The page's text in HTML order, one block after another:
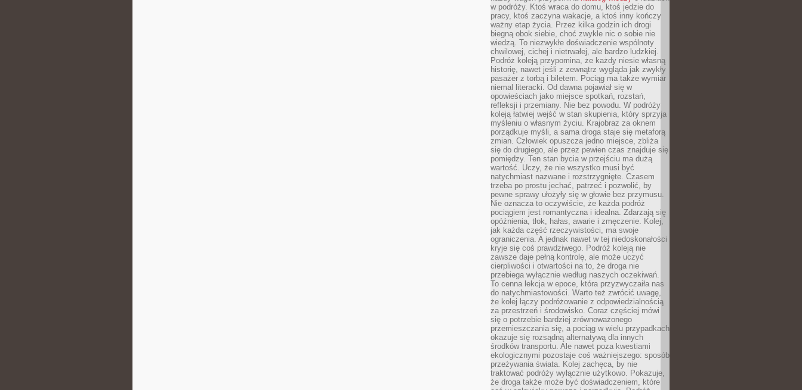
w podróży. Ktoś wraca do domu, ktoś jedzie do
pracy, ktoś zaczyna wakacje, a ktoś inny kończy
ważny etap życia. Przez kilka godzin ich drogi
biegną obok siebie, choć zwykle nic o sobie nie
wiedzą. To niezwykłe doświadczenie wspólnoty
chwilowej, cichej i nietrwałej, ale bardzo ludzkiej.
Podróż koleją przypomina, że każdy niesie własną
historię, nawet jeśli z zewnątrz wygląda jak zwykły
pasażer z torbą i biletem. Pociąg ma także wymiar
niemal literacki. Od dawna pojawiał się w
opowieściach jako miejsce spotkań, rozstań,
refleksji i przemiany. Nie bez powodu. W podróży
koleją łatwiej wejść w stan skupienia, który sprzyja
myśleniu o własnym życiu. Krajobraz za oknem
porządkuje myśli, a sama droga staje się metaforą
zmian. Człowiek opuszcza jedno miejsce, zbliża
się do drugiego, ale przez pewien czas znajduje się
pomiędzy. Ten stan bycia w przejściu ma dużą
wartość. Uczy, że nie wszystko musi być
natychmiast nazwane i rozstrzygnięte. Czasem
trzeba po prostu jechać, patrzeć i pozwolić, by
pewne sprawy ułożyły się w głowie bez przymusu.
Nie oznacza to oczywiście, że każda podróż
pociągiem jest romantyczna i idealna. Zdarzają się
opóźnienia, tłok, hałas, awarie i zmęczenie. Kolej,
jak każda część rzeczywistości, ma swoje
ograniczenia. A jednak nawet w tej niedoskonałości
kryje się coś prawdziwego. Podróż koleją nie
zawsze daje pełną kontrolę, ale może uczyć
cierpliwości i otwartości na to, że droga nie
przebiega wyłącznie według naszych oczekiwań.
To cenna lekcja w epoce, która przyzwyczaiła nas
do natychmiastowości. Warto też zwrócić uwagę,
że kolej łączy podróżowanie z odpowiedzialnością
za przestrzeń i środowisko. Coraz częściej mówi
się o potrzebie bardziej zrównoważonego
przemieszczania się, a pociąg w wielu przypadkach
okazuje się rozsądną alternatywą dla innych
środków transportu. Ale nawet poza kwestiami
ekologicznymi pozostaje coś ważniejszego: sposób
przeżywania świata. Kolej zachęca, by nie
traktować podróży wyłącznie użytkowo. Pokazuje,
że droga także może być doświadczeniem, które